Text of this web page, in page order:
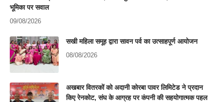
भूमिका पर सवाल
09/08/2026
सखी महिला समूह द्वारा सावन पर्व का उत्साहपूर्ण आयोजन
08/08/2026
अखबार वितरकों को अदानी कोरबा पावर लिमिटेड ने प्रदान
किए रेनकोट, संघ के आग्रह पर कंपनी की सहयोगात्मक पहल